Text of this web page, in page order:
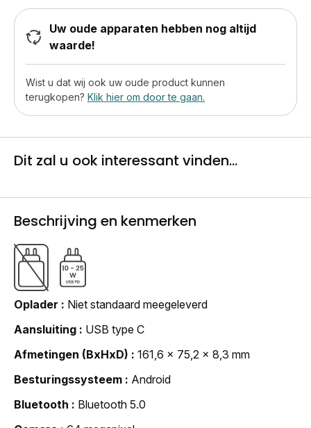
Uw oude apparaten hebben nog altijd
waarde!
Wist u dat wij ook uw oude product kunnen
terugkopen? Klik hier om door te gaan.
Dit zal u ook interessant vinden...
Beschrijving en kenmerken
Oplader
Niet standaard meegeleverd
Aansluiting
USB type C
Afmetingen (BxHxD)
161,6 x 75,2 x 8,3 mm
Besturingssysteem
Android
Bluetooth
Bluetooth 5.0